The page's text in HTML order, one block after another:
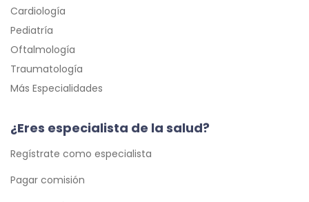
Cardiología
Pediatría
Oftalmología
Traumatología
Más Especialidades
¿Eres especialista de la salud?
Regístrate como especialista
Pagar comisión